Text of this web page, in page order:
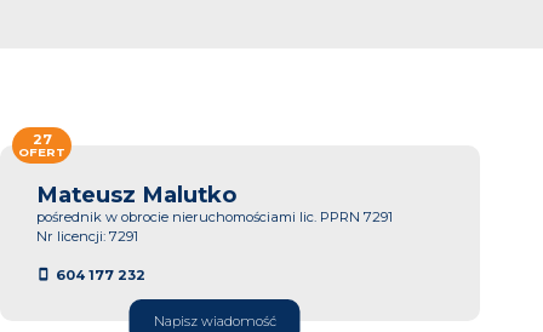
Mateusz Malutko
pośrednik w obrocie nieruchomościami lic. PPRN 7291
Nr licencji: 7291
604 177 232
Napisz wiadomość
27
OFERT